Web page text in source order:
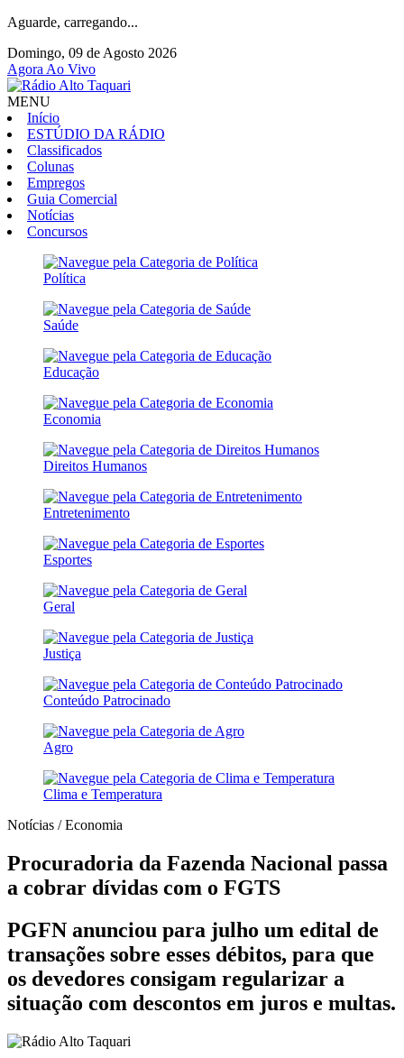
Aguarde, carregando...
Domingo, 09 de Agosto 2026
Agora Ao Vivo
MENU
Início
ESTÚDIO DA RÁDIO
Classificados
Colunas
Empregos
Guia Comercial
Notícias
Concursos
Política
Saúde
Educação
Economia
Direitos Humanos
Entretenimento
Esportes
Geral
Justiça
Conteúdo Patrocinado
Agro
Clima e Temperatura
Notícias / Economia
Procuradoria da Fazenda Nacional passa
a cobrar dívidas com o FGTS
PGFN anunciou para julho um edital de
transações sobre esses débitos, para que
os devedores consigam regularizar a
situação com descontos em juros e multas.